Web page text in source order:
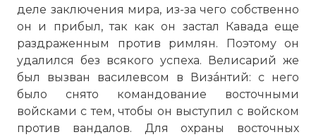
деле заключения мира, из-за чего собственно
он и прибыл, так как он застал Кавада еще
раздраженным против римлян. Поэтому он
удалился без всякого успеха. Велисарий же
был вызван василевсом в Визáнтий: с него
было снято командование восточными
войсками с тем, чтобы он выступил с войском
против вандалов. Для охраны восточных